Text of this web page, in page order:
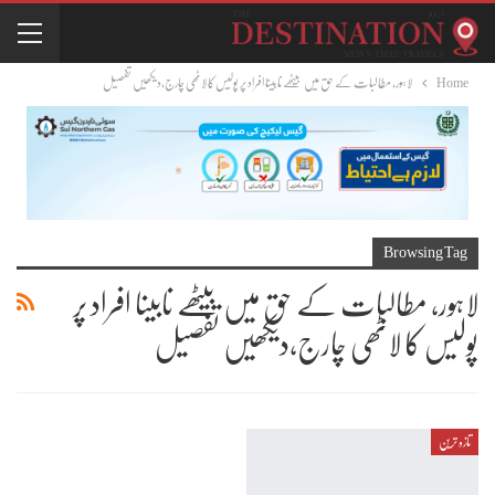
Home لاہور، مطالبات کے حق میں بیٹھے نابینا افراد پر پولیس کا لاٹھی چارج،دیکھیں تفصیل
Browsing Tag
لاہور، مطالبات کے حق میں بیٹھے نابینا افراد پر
پولیس کا لاٹھی چارج،دیکھیں تفصیل
تازہ ترین